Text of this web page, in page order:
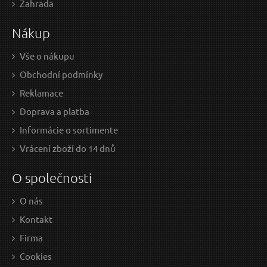
5.15 EUR bez DPH
Skladem
Zahrada
Nákup
Vše o nákupu
Obchodní podmínky
Reklamace
Doprava a platba
Informácie o sortimente
Vrácení zboží do 14 dnů
O společnosti
O nás
Kontakt
Firma
Cookies